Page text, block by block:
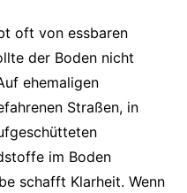
oft von essbaren
der Boden nicht
ehemaligen
Straßen, in
im Boden
schafft Klarheit. Wenn